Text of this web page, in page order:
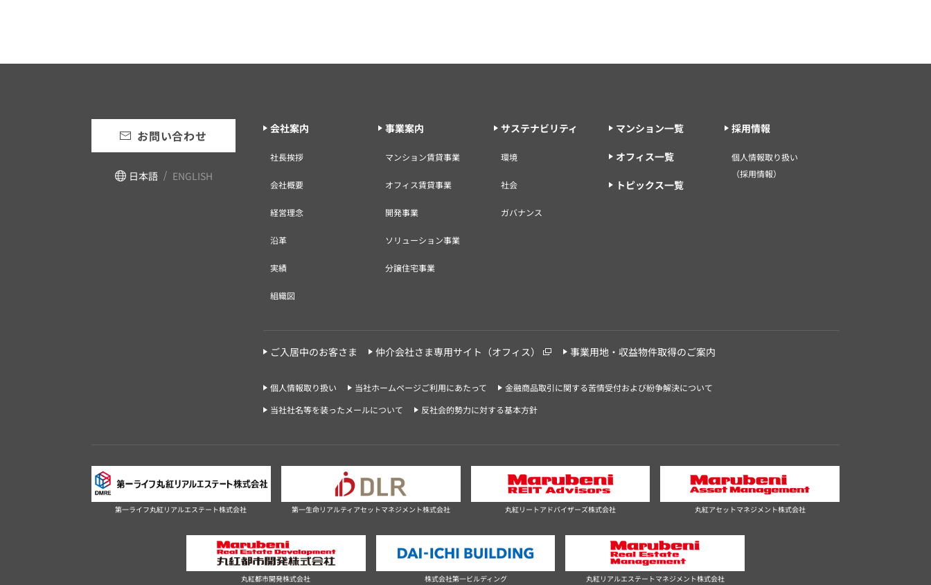
お問い合わせ
日本語 ENGLISH
会社案内
社長挨拶
会社概要
経営理念
沿革
実績
組織図
事業案内
マンション賃貸事業
オフィス賃貸事業
開発事業
ソリューション事業
分譲住宅事業
サステナビリティ
環境
社会
ガバナンス
マンション一覧
オフィス一覧
トピックス一覧
採用情報
個人情報取り扱い
（採用情報）
ご入居中のお客さま 仲介会社さま専用サイト（オフィス） 事業用地・収益物件取得のご案内
個人情報取り扱い 当社ホームページご利用にあたって
金融商品取引に関する苦情受付および紛争解決について
当社社名等を装ったメールについて
反社会的勢力に対する基本方針
第一ライフ丸紅リアルエステート株式会社 第一生命リアルティアセットマネジメント株式会社 丸紅リートアドバイザーズ株式会社 丸紅アセットマネジメント株式会社
丸紅都市開発株式会社 株式会社第一ビルディング 丸紅リアルエステートマネジメント株式会社